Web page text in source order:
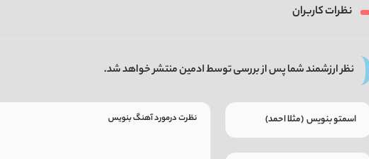
نظرات کاربران
نظر ارزشمند شما پس از بررسی توسط ادمین منتشر خواهد شد.